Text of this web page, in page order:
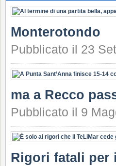
Monterotondo
Pubblicato il 23
ma a Recco
Pubblicato il 9
Rigori fatali per